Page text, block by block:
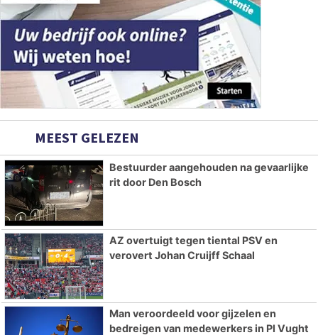
MEEST GELEZEN
Bestuurder aangehouden na gevaarlijke
rit door Den Bosch
AZ overtuigt tegen tiental PSV en
verovert Johan Cruijff Schaal
Man veroordeeld voor gijzelen en
bedreigen van medewerkers in PI Vught